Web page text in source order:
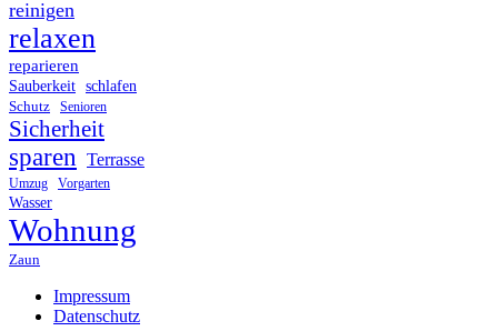
reinigen
relaxen
reparieren
Sauberkeit schlafen
Schutz Senioren
Sicherheit
sparen Terrasse
Umzug Vorgarten
Wasser
Wohnung
Zaun
Impressum
Datenschutz